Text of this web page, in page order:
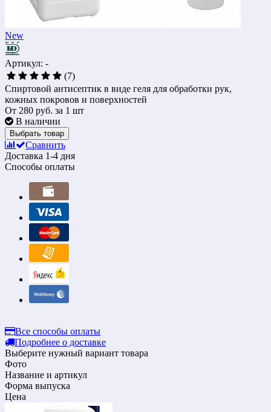
New
Артикул: -
(7)
Спиртовой антисептик в виде геля для обработки рук,
кожных покровов и поверхностей
От 280 руб. за 1 шт
В наличии
Выбрать товар
Сравнить
Доставка 1-4 дня
Способы оплаты
Все способы оплаты
Подробнее о доставке
Выберите нужный вариант товара
Фото
Название и артикул
Форма выпуска
Цена